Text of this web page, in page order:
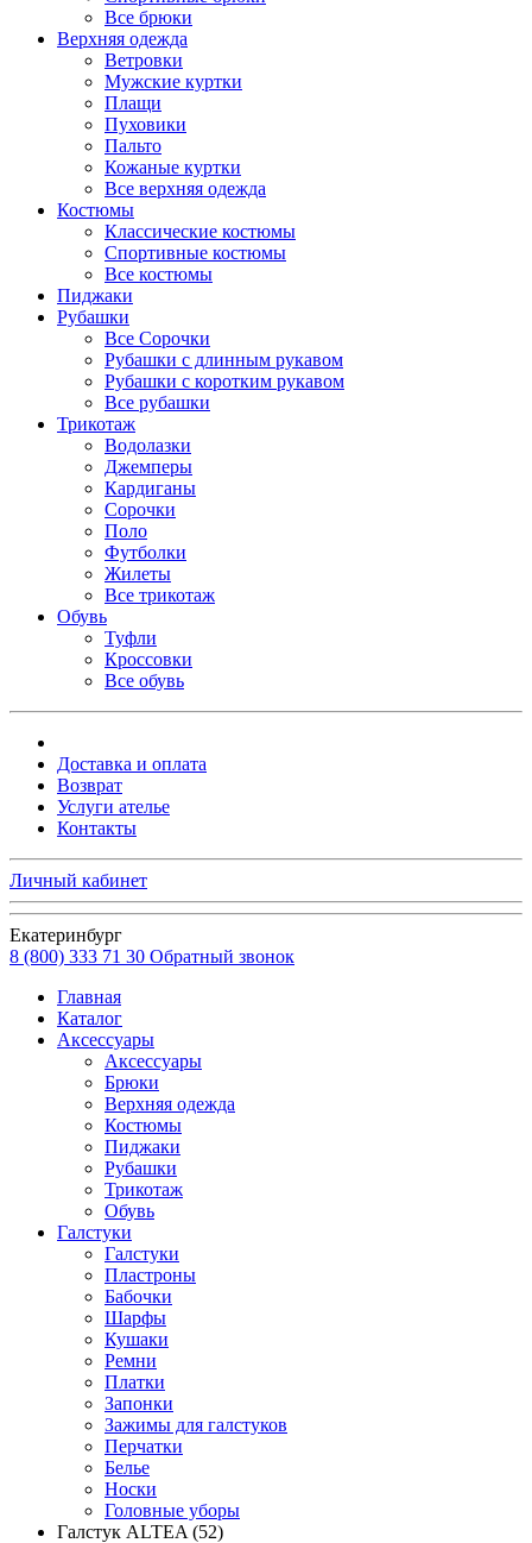
Все брюки
Верхняя одежда
Ветровки
Мужские куртки
Плащи
Пуховики
Пальто
Кожаные куртки
Все верхняя одежда
Костюмы
Классические костюмы
Спортивные костюмы
Все костюмы
Пиджаки
Рубашки
Все Сорочки
Рубашки с длинным рукавом
Рубашки с коротким рукавом
Все рубашки
Трикотаж
Водолазки
Джемперы
Кардиганы
Сорочки
Поло
Футболки
Жилеты
Все трикотаж
Обувь
Туфли
Кроссовки
Все обувь
Доставка и оплата
Возврат
Услуги ателье
Контакты
Личный кабинет
Екатеринбург
8 (800) 333 71 30 Обратный звонок
Главная
Каталог
Аксессуары
Аксессуары
Брюки
Верхняя одежда
Костюмы
Пиджаки
Рубашки
Трикотаж
Обувь
Галстуки
Галстуки
Пластроны
Бабочки
Шарфы
Кушаки
Ремни
Платки
Запонки
Зажимы для галстуков
Перчатки
Белье
Носки
Головные уборы
Галстук ALTEA (52)